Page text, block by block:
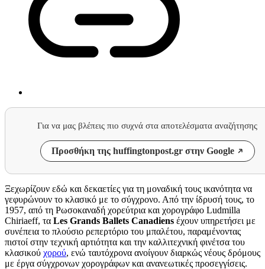
Για να μας βλέπεις πιο συχνά στα αποτελέσματα αναζήτησης
Προσθήκη της huffingtonpost.gr στην Google
Ξεχωρίζουν εδώ και δεκαετίες για τη μοναδική τους ικανότητα να
γεφυρώνουν το κλασικό με το σύγχρονο. Από την ίδρυσή τους, το
1957, από τη Ρωσοκαναδή χορεύτρια και χορογράφο Ludmilla
Chiriaeff, τα Les Grands Ballets Canadiens έχουν υπηρετήσει με
συνέπεια το πλούσιο ρεπερτόριο του μπαλέτου, παραμένοντας
πιστοί στην τεχνική αρτιότητα και την καλλιτεχνική φινέτσα του
κλασικού χορού, ενώ ταυτόχρονα ανοίγουν διαρκώς νέους δρόμους
με έργα σύγχρονων χορογράφων και ανανεωτικές προσεγγίσεις.